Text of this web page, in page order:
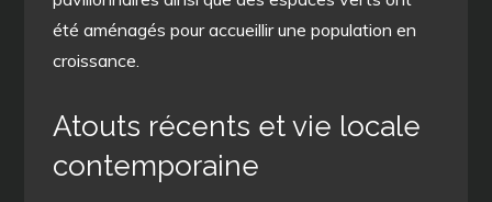
été aménagés pour accueillir une population en
croissance.
Atouts récents et vie locale
contemporaine